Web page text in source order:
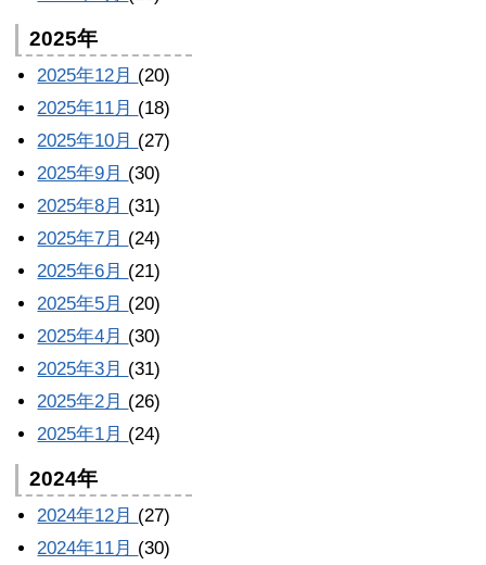
2025年
2025年12月 (20)
2025年11月 (18)
2025年10月 (27)
2025年9月 (30)
2025年8月 (31)
2025年7月 (24)
2025年6月 (21)
2025年5月 (20)
2025年4月 (30)
2025年3月 (31)
2025年2月 (26)
2025年1月 (24)
2024年
2024年12月 (27)
2024年11月 (30)